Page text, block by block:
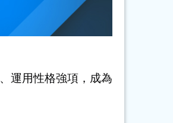
運用性格強項，成為